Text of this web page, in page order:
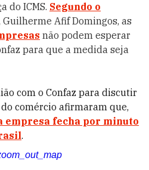
do ICMS. Segundo o
Guilherme Afif Domingos, as
não podem esperar
para que a medida seja
com o Confaz para discutir
comércio afirmaram que,
empresa fecha por minuto
.